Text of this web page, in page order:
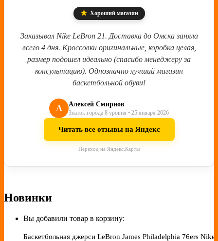
★ Хороший магазин
Заказывал Nike LeBron 21. Доставка до Омска заняла
всего 4 дня. Кроссовки оригинальные, коробка целая,
размер подошел идеально (спасибо менеджеру за
консультацию). Однозначно лучший магазин
баскетбольной обуви!
А Алексей Смирнов
Знаток города 8 уровня • 25 января 2026
Читать все отзывы на Яндекс
Переход на Яндекс.Карты
Новинки
Вы добавили товар в корзину:
Баскетбольная джерси LeBron James Philadelphia 76ers Nike